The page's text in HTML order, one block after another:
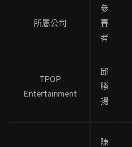
所屬公司
參
賽
者
TPOP
Entertainment
邱
勝
揚
陳